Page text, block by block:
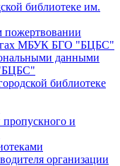
библиотеке им.
пожертвовании
МБУК БГО "БЦБС"
данными
библиотеке
и
организации